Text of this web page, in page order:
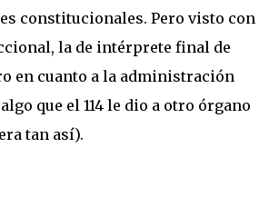
constitucionales. Pero visto con
la de intérprete final de
en cuanto a la administración
que el 114 le dio a otro órgano
tan así).